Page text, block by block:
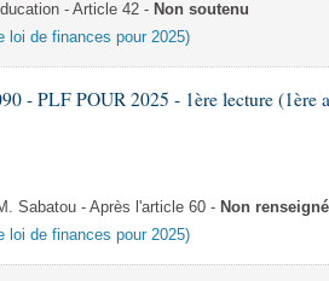
- Article 42 - Non soutenu
loi de finances pour 2025)
- PLF POUR 2025 - 1ère lecture (1ère
Sabatou - Après l'article 60 - Non renseigné
loi de finances pour 2025)